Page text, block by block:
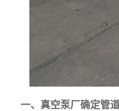
一、真空泵厂确定管道